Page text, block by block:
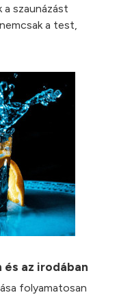
a szaunázást
a test,
az irodában
folyamatosan